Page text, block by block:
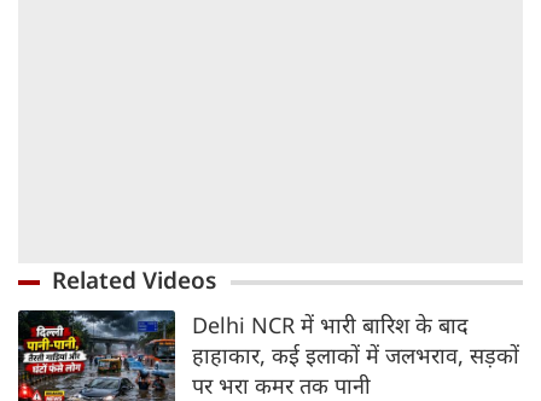
Related Videos
Delhi NCR में भारी बारिश के बाद
हाहाकार, कई इलाकों में जलभराव, सड़कों
पर भरा कमर तक पानी